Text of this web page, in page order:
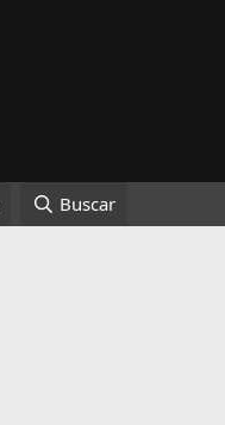
Buscar